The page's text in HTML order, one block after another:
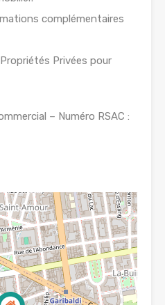
complémentaires
Privées pour
– Numéro RSAC :